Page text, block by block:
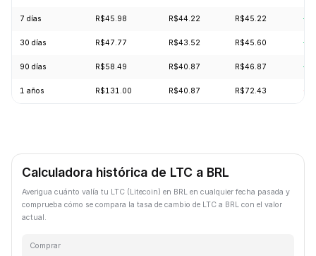
7 días R$45.98 R$44.22 R$45.22
30 días R$47.77 R$43.52 R$45.60
90 días R$58.49 R$40.87 R$46.87
1 años R$131.00 R$40.87 R$72.43 -
Calculadora histórica de LTC a BRL
Averigua cuánto valía tu LTC (Litecoin) en BRL en cualquier fecha pasada y
comprueba cómo se compara la tasa de cambio de LTC a BRL con el valor
actual.
Comprar